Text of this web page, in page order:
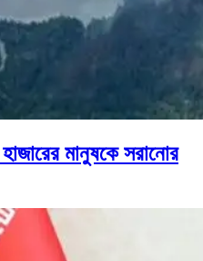
মানুষকে সরানোর